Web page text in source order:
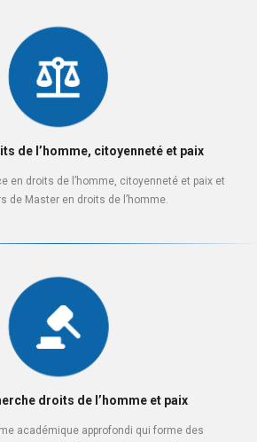
de l’homme, citoyenneté et paix
en droits de l’homme, citoyenneté et paix et
de Master en droits de l’homme.
droits de l’homme et paix
académique approfondi qui forme des